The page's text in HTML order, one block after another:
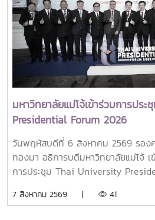
มหาวิทยาลัยแม่โจ้เข้าร่วมการปร
Presidential Forum 2026
วันพฤหัสบดีที่ 6 สิงหาคม 2569 รอง
ทองมา อธิการบดีมหาวิทยาลัยแม่โจ้ เ
การประชุม Thai University
ได้รับเกียรติจาก ศาสตราจารย์ ดร.ย
7 สิงหาคม 2569 | 41